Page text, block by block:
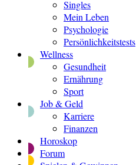
Singles
Mein Leben
Psychologie
Persönlichkeitstests
Wellness
Gesundheit
Ernährung
Sport
Job & Geld
Karriere
Finanzen
Horoskop
Forum